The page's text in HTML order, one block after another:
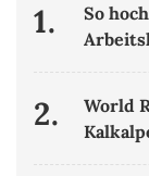
1.
So
2.
World